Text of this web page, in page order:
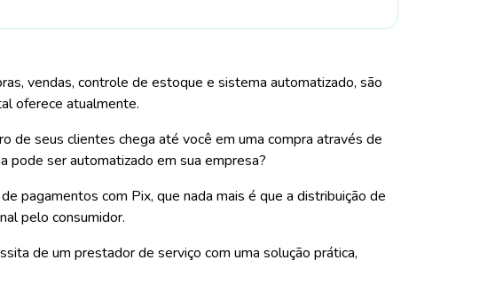
vendas, controle de estoque e sistema automatizado, são
oferece atualmente.
de seus clientes chega até você em uma compra através de
pode ser automatizado em sua empresa?
pagamentos com Pix, que nada mais é que a distribuição de
pelo consumidor.
de um prestador de serviço com uma solução prática,